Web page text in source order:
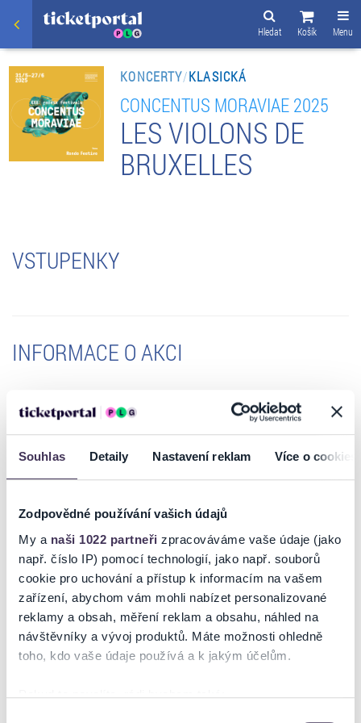
Souhlas Detaily Nastavení reklam Více o cookies
Zodpovědné používání vašich údajů
My a naši 1022 partneři zpracováváme vaše údaje (jako
např. číslo IP) pomocí technologií, jako např. souborů
cookie pro uchování a přístup k informacím na vašem
zařízení, abychom vám mohli nabízet personalizované
reklamy a obsah, měření reklam a obsahu, náhled na
návštěvníky a vývoj produktů. Máte možnosti ohledně
toho, kdo vaše údaje používá a k jakým účelům.
Pokud to povolíte, rádi bychom také:
Menu
Košík
Hledat
KONCERTY/KLASICKÁ
CONCENTUS MORAVIAE 2025
LES VIOLONS DE
BRUXELLES
VSTUPENKY
INFORMACE O AKCI
LES VIOLONS DE BRUXELLES
Renaud Crols
housle
Alexandre Tripodiviola
Renaud Dardennekytara
Bruselské housle
Čtyři smyčcoví mágové z Bruselu a jeden neméně virtuózní kytarista
si ve svém sehraném kvintetu pohrávají s tradičním swingovým
vzorcem HCF (Hot Club de France) a obracejí jeho prvky naruby.
Výsostní improvizátoři bezkonkurenční v propojování komorní hudby
s jazzem mísí klasické aranže i s divokými výlety třeba do cikánské
nebo latinskoamerické hudby.
eTickets/mobileTickets, k dispozici jsou i prodejní místa Ticketportal.
Číst více
Ticketportal je zárukou pravosti vstupenek